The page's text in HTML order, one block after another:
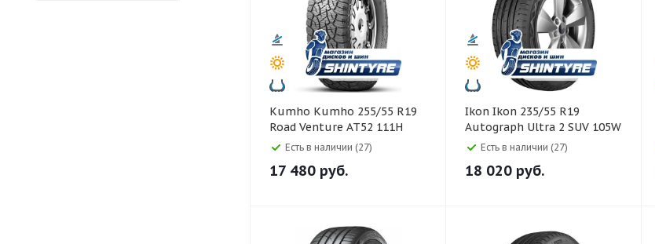
Kumho Kumho 255/55 R19
Road Venture AT52 111H
Есть в наличии (27)
17 480 руб.
Ikon Ikon 235/55 R19
Autograph Ultra 2 SUV 105W
Есть в наличии (27)
18 020 руб.